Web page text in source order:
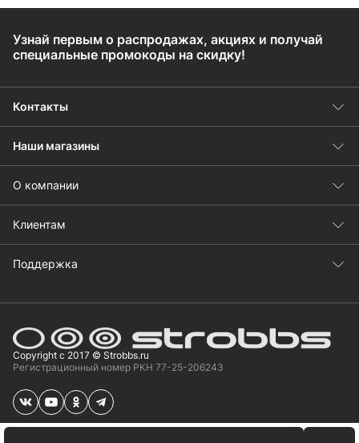
Узнай первым о распродажах, акциях и получай
специальные промокоды на скидку!
Контакты
Наши магазины
О компании
Клиентам
Поддержка
Copyright с 2017 © Strobbs.ru
Регистрационный номер РКН 77-25-206243